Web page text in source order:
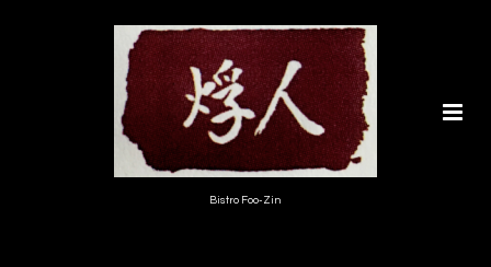
Bistro Foo-Zin